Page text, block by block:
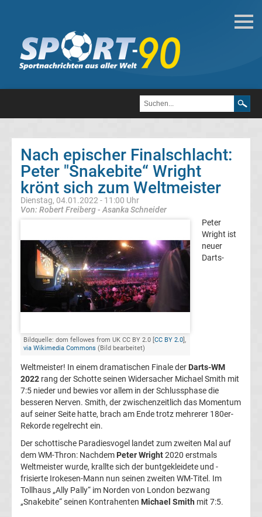
Darts
Darts
Aktuell
Bundesliga
Tabelle
Ergebnisse
Liga
Ergebnisse
3.
Liga
Ergebnisse
3.
Liga
Nach epischer Finalschlacht:
Peter "Snakebite“ Wright
krönt sich zum Weltmeister
Dienstag, 04.01.2022 - 11:00 Uhr
Von: Robert Freiberg - Asanka Schneider
Bildquelle: dom fellowes from UK CC BY 2.0 [CC BY 2.0],
via Wikimedia Commons (Bild bearbeitet)
Peter
Wright ist
neuer
Darts-
Weltmeister! In einem dramatischen Finale der Darts-WM
2022 rang der Schotte seinen Widersacher Michael Smith mit
7:5 nieder und bewies vor allem in der Schlussphase die
besseren Nerven. Smith, der zwischenzeitlich das Momentum
auf seiner Seite hatte, brach am Ende trotz mehrerer 180er-
Rekorde regelrecht ein.
Der schottische Paradiesvogel landet zum zweiten Mal auf
dem WM-Thron: Nachdem Peter Wright2020 erstmals
Weltmeister wurde, krallte sich der buntgekleidete und -
frisierte Irokesen-Mann nun seinen zweiten WM-Titel. Im
Tollhaus „Ally Pally“ im Norden von London bezwang
„Snakebite“ seinen Kontrahenten Michael Smith mit 7:5.